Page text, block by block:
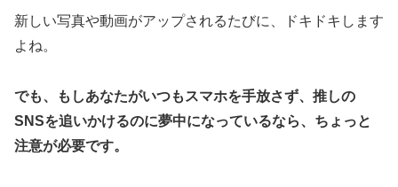
新しい写真や動画がアップされるたびに、ドキドキします
よね。
でも、もしあなたがいつもスマホを手放さず、推しの
SNSを追いかけるのに夢中になっているなら、ちょっと
注意が必要です。